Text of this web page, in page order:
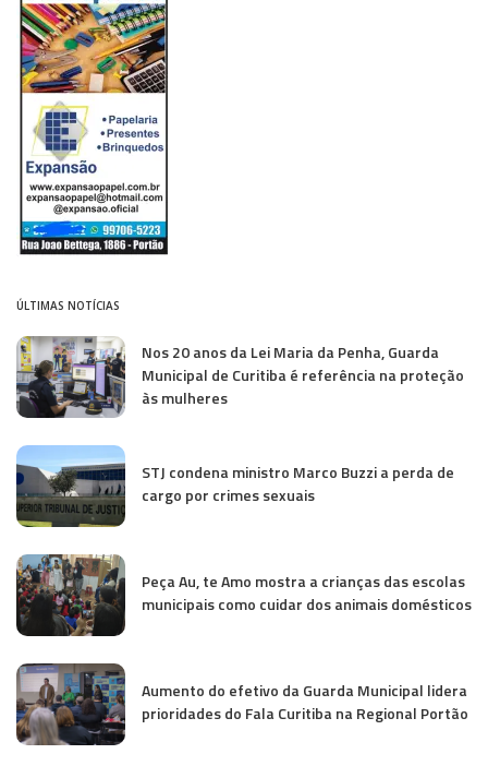
ÚLTIMAS NOTÍCIAS
Nos 20 anos da Lei Maria da Penha, Guarda
Municipal de Curitiba é referência na proteção
às mulheres
STJ condena ministro Marco Buzzi a perda de
cargo por crimes sexuais
Peça Au, te Amo mostra a crianças das escolas
municipais como cuidar dos animais domésticos
Aumento do efetivo da Guarda Municipal lidera
prioridades do Fala Curitiba na Regional Portão